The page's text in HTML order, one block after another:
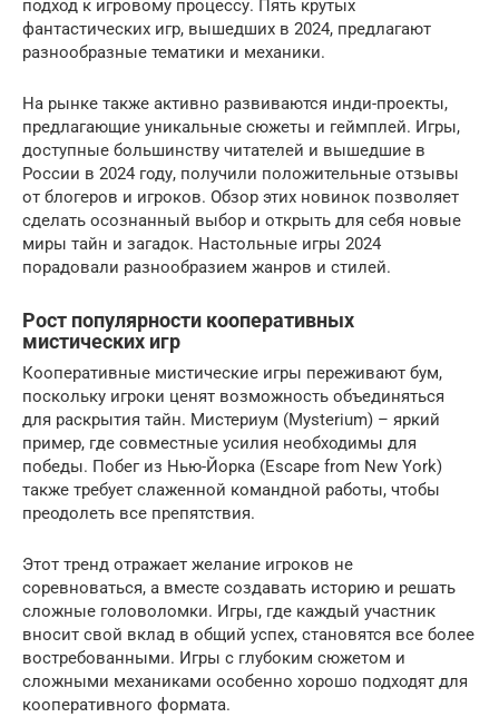
подход к игровому процессу. Пять крутых
фантастических игр, вышедших в 2024, предлагают
разнообразные тематики и механики.
На рынке также активно развиваются инди-проекты,
предлагающие уникальные сюжеты и геймплей. Игры,
доступные большинству читателей и вышедшие в
России в 2024 году, получили положительные отзывы
от блогеров и игроков. Обзор этих новинок позволяет
сделать осознанный выбор и открыть для себя новые
миры тайн и загадок. Настольные игры 2024
порадовали разнообразием жанров и стилей.
Рост популярности кооперативных
мистических игр
Кооперативные мистические игры переживают бум,
поскольку игроки ценят возможность объединяться
для раскрытия тайн. Мистериум (Mysterium) – яркий
пример, где совместные усилия необходимы для
победы. Побег из Нью-Йорка (Escape from New York)
также требует слаженной командной работы, чтобы
преодолеть все препятствия.
Этот тренд отражает желание игроков не
соревноваться, а вместе создавать историю и решать
сложные головоломки. Игры, где каждый участник
вносит свой вклад в общий успех, становятся все более
востребованными. Игры с глубоким сюжетом и
сложными механиками особенно хорошо подходят для
кооперативного формата.